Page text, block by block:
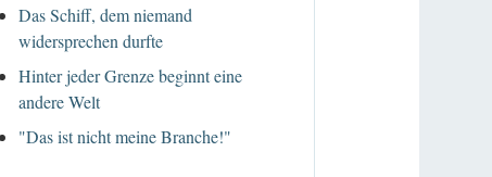
Das Schiff, dem niemand
widersprechen durfte
Hinter jeder Grenze beginnt eine
andere Welt
"Das ist nicht meine Branche!"